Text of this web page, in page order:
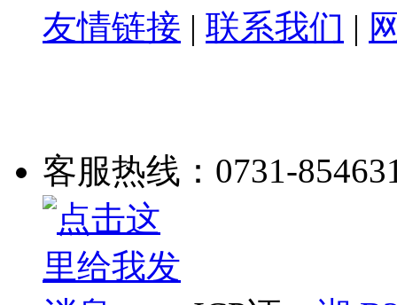
友情链接 | 联系我们 |
客服热线：0731-